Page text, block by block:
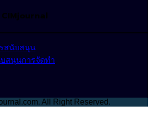
สนับสนุน
บสนุนการจัดทำ
All Right Reserved.